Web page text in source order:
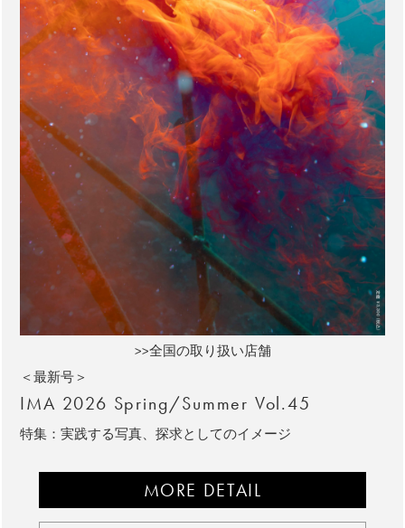
>>全国の取り扱い店舗
＜最新号＞
IMA 2026 Spring/Summer Vol.45
特集：実践する写真、探求としてのイメージ
MORE DETAIL